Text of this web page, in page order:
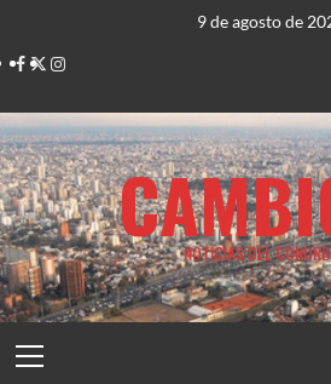
contenido
9 de agosto de
Facebook
TwitterInstagram
NOTICIAS DEL
principal